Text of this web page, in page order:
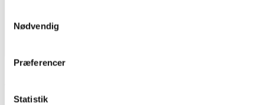
Nødvendig
Præferencer
Statistik